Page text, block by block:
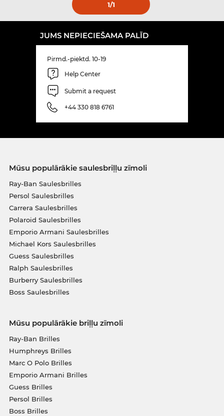
1/1
JUMS NEPIECIEŠAMA PALĪD
Pirmd.-piektd. 10-19
Help Center
Submit a request
+44 330 818 6761
Mūsu populārākie saulesbriļļu zīmoli
Ray-Ban Saulesbrilles
Persol Saulesbrilles
Carrera Saulesbrilles
Polaroid Saulesbrilles
Emporio Armani Saulesbrilles
Michael Kors Saulesbrilles
Guess Saulesbrilles
Ralph Saulesbrilles
Burberry Saulesbrilles
Boss Saulesbrilles
Mūsu populārākie briļļu zīmoli
Ray-Ban Brilles
Humphreys Brilles
Marc O Polo Brilles
Emporio Armani Brilles
Guess Brilles
Persol Brilles
Boss Brilles